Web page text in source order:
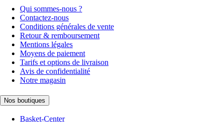
Qui sommes-nous ?
Contactez-nous
Conditions générales de vente
Retour & remboursement
Mentions légales
Moyens de paiement
Tarifs et options de livraison
Avis de confidentialité
Notre magasin
Nos boutiques
Basket-Center